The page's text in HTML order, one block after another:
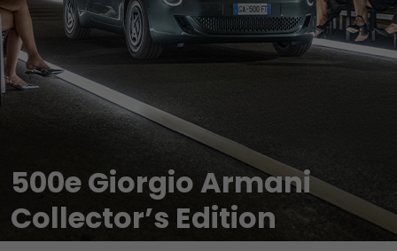
500e Giorgio Armani
Collector’s Edition